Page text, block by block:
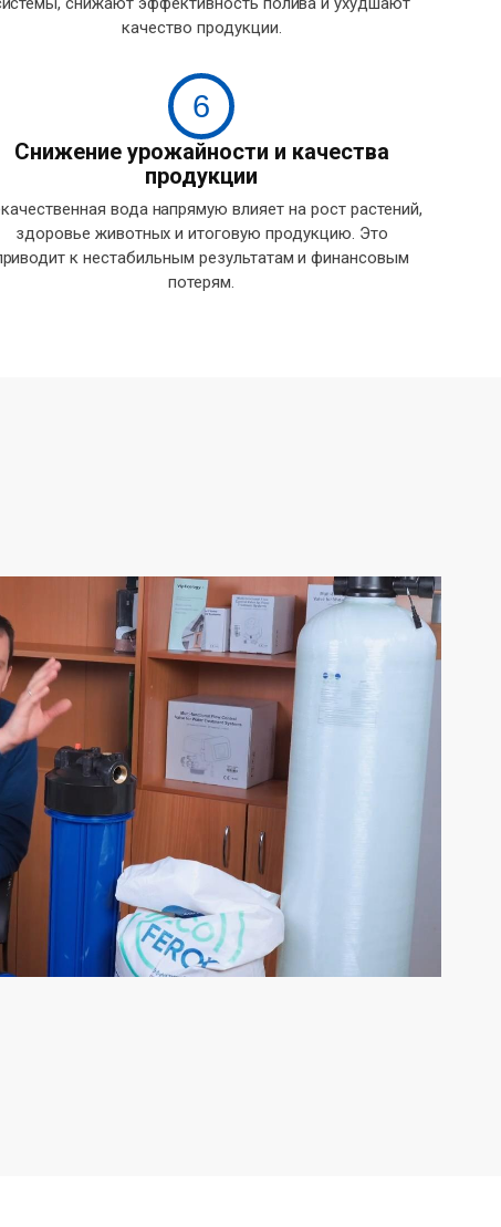
качество продукции.
6
Снижение урожайности и качества
продукции
вода напрямую влияет на рост растений,
здоровье животных и итоговую продукцию. Это
к нестабильным результатам и финансовым
потерям.